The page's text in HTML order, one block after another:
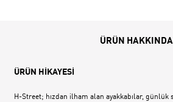
ÜRÜN HAKKINDA
ÜRÜN HİKAYESİ
H-Street; hızdan ilham alan ayakkabılar,